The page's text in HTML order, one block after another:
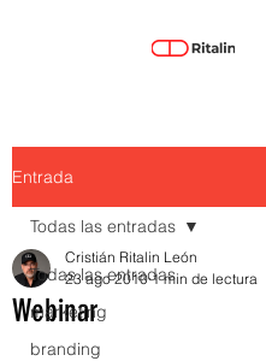
Entrada
Todas las entradas
marketing
branding
Todas las entradas
Webinar
Cristián Ritalin León
23 ago 2010 1 min de lectura